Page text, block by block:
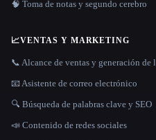
🧠 Toma de notas y segundo cerebro
📈VENTAS Y MARKETING
📞 Alcance de ventas y generación de
📧 Asistente de correo electrónico
🔍 Búsqueda de palabras clave y SEO
📣 Contenido de redes sociales